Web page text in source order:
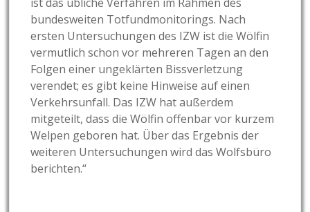
bundesweiten Totfundmonitorings. Nach
ersten Untersuchungen des IZW ist die Wölfin
vermutlich schon vor mehreren Tagen an den
Folgen einer ungeklärten Bissverletzung
verendet; es gibt keine Hinweise auf einen
Verkehrsunfall. Das IZW hat außerdem
mitgeteilt, dass die Wölfin offenbar vor kurzem
Welpen geboren hat. Über das Ergebnis der
weiteren Untersuchungen wird das Wolfsbüro
berichten.“